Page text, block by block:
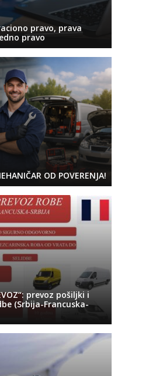
pravo, prava
pravo
OD POVERENJA!
prevoz pošiljki i
(Srbija-Francuska-